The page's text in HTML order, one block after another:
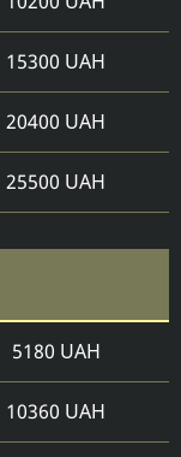
15300 UAH
20400 UAH
25500 UAH
5180 UAH
10360 UAH